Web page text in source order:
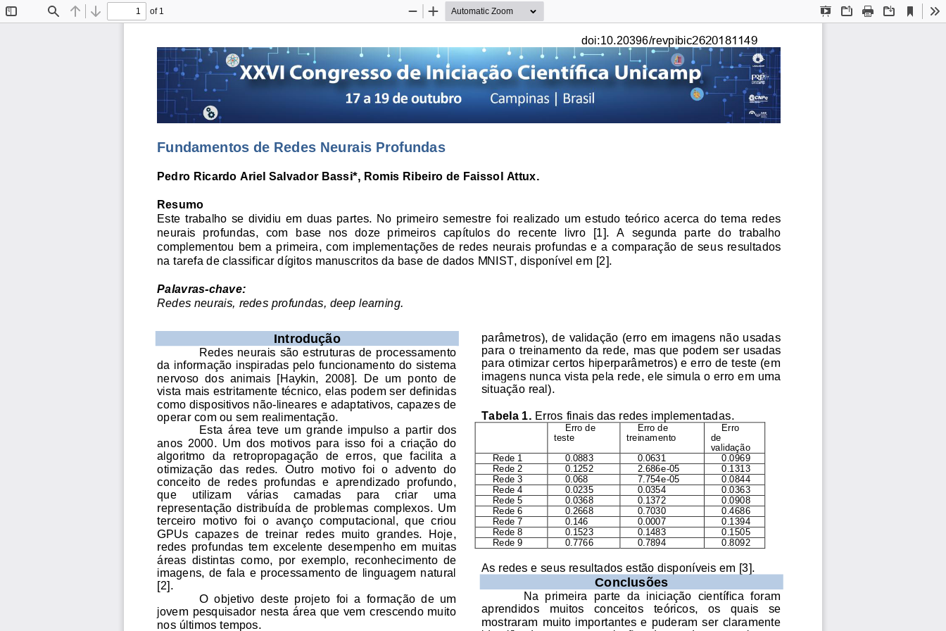
Find Previous
Next
of 1
Presentation
OpenPrint Download
Current
View
Zoom
Zoom
doi:10.20396/revpibic2620181149
Fundamentos de Redes Neurais Profundas
Pedro Ricardo Ariel Salvador Bassi*, Romis Ribeiro de Faissol Attux.
Resumo
Este  trabalho  se  dividiu  em  duas  partes.  No  primeiro  semestre  foi  realizado  um  estudo  teórico  acerca  do  tema  redes
neurais  profundas,  com  base  nos  doze  primeiros  capítulos  do  recente  livro  [1].  A  segunda  parte  do  trabalho
complementou bem a primeira,  com implementações de redes neurais profundas e a comparação de seus resultados
na tarefa de classificar dígitos manuscritos da base de dados MNIST, disponível em [2].
Palavras-chave:
Redes neurais, redes profundas, deep learning.
Introdução
Redes neurais são estruturas de processamento
da informação inspiradas pelo funcionamento do sistema
nervoso  dos  animais  [Haykin,  2008].  De  um  ponto  de
vista mais estritamente técnico, elas podem ser definidas
como dispositivos não-lineares e adaptativos, capazes de
operar com ou sem realimentação.
Esta  área  teve  um
  grande  impulso
a  partir  dos
anos  2000 .  Um  dos  motivos  para  isso  foi  a criação  do
algoritmo  da  retropropagação  de  erros ,  que  facilita  a
otimização  das  redes.
Outro  motivo  foi  o  advento  do
conceito  de  redes  profundas  e  aprendizado  profundo,
que     utilizam     várias     camadas     para     criar     uma
representação  distribuída  de  problemas  complexos.  Um
terceiro  motivo  foi  o  avanço  computacional,  que  criou
GPUs  capazes  de  treinar  redes  muito  grandes.  Hoje,
redes  profundas  tem  excelente  desempenho  em  muitas
áreas  distintas  como
por  exemplo,  reconhecimento  de
imagens,  de  fala  e  processamento  de  linguagem  natural
[2].
O  objetivo  deste  projeto  foi  a  formação  de  um
jovem pesquisador nesta área que vem crescendo muito
nos últimos tempos.
parâmetros), de validação (erro em imagens não usadas
para o treinamento da rede, mas que podem ser usadas
para otimizar certos hiperparâmetros) e erro de teste (em
imagens nunca vista pela rede, ele simula o erro em uma
situação real).
Tabela 1.
Erros finais das redes implementadas.
Erro de
teste
Erro de
treinamento
Erro
de
validação
Rede 1
0.0883 0.0631
0.0969
Rede 2
0.1252 2.686e-05
0.1313
Rede 3
0.068 7.754e-05
0.0844
Rede 4
0.0235 0.0354
0.0363
Rede 5
0.0368 0.1372
0.0908
Rede 6
0.2668 0.7030
0.4686
Rede 7
0.146 0.0007
0.1394
Rede 8
0.1523 0.1483
0.1505
Rede 9
0.7766 0.7894 0.8092
As redes e seus resultados estão disponíveis em [3].
Conclusões
Na  primeira  parte  da  iniciação  científica  foram
aprendidos   muitos   conceitos   teóricos,   os   quais   se
mostraram  muito  importantes  e puderam ser  claramente